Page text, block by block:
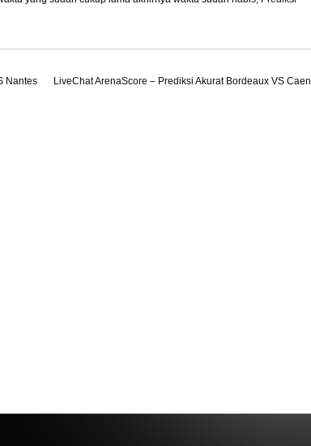
Nantes LiveChat ArenaScore – Prediksi Akurat Bordeaux VS Caen